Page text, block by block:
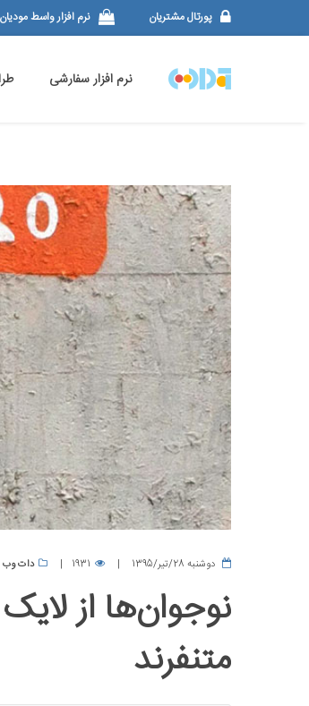
پورتال مشتریان نرم افزار واسط مودیان
نرم افزار سفارشی
دوشنبه 28/تیر/1395 1931 دات وب
نوجوان‌ها از
متنفرند